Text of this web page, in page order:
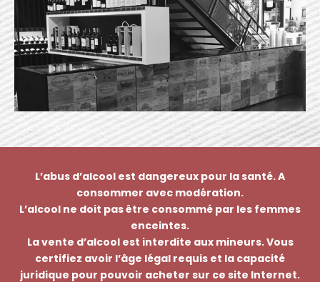
L’abus d’alcool est dangereux pour la santé. A
consommer avec modération.
L’alcool ne doit pas être consommé par les femmes
enceintes.
La vente d’alcool est interdite aux mineurs. Vous
certifiez avoir l’âge légal requis et la capacité
juridique pour pouvoir acheter sur ce site Internet.